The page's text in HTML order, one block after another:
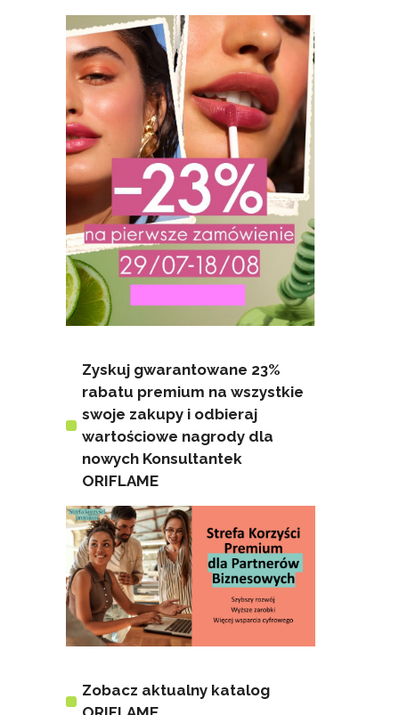
Zyskuj gwarantowane 23%
rabatu premium na wszystkie
swoje zakupy i odbieraj
wartościowe nagrody dla
nowych Konsultantek
ORIFLAME
Zobacz aktualny katalog